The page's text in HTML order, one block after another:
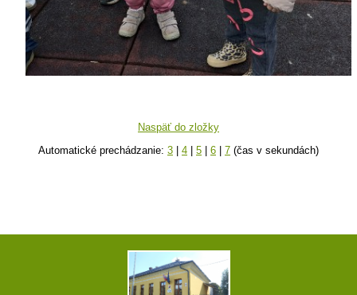
Naspäť do zložky
Automatické prechádzanie: 3 4 5 6 7 (čas v sekundách)